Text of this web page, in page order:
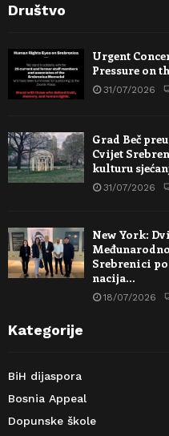
Društvo
Urgent
Pressure on
31/07/2026
Grad Beč
Cvijet
kulturu
31/07/2026
New York:
Srebrenici
nacija…
18/07/2026
Kategorije
BiH dijaspora
Bosnia Appeal
Dopunske škole